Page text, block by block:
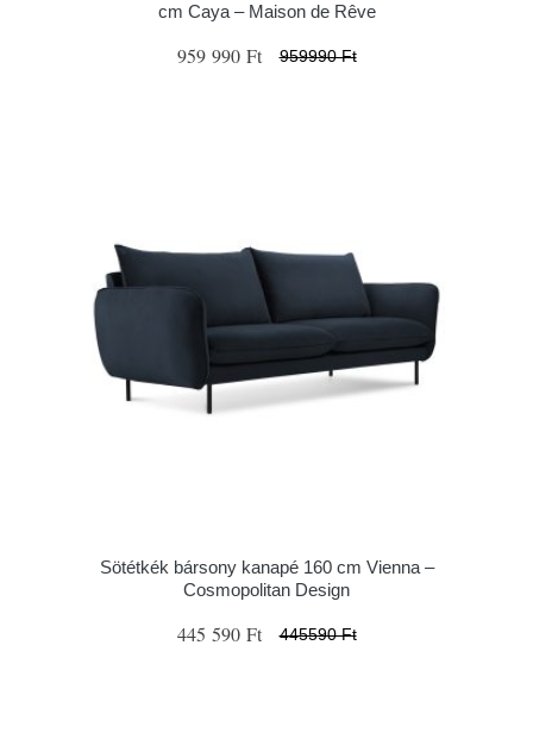
cm Caya – Maison de Rêve
959 990 Ft 959990 Ft
Sötétkék bársony kanapé 160 cm Vienna –
Cosmopolitan Design
445 590 Ft 445590 Ft